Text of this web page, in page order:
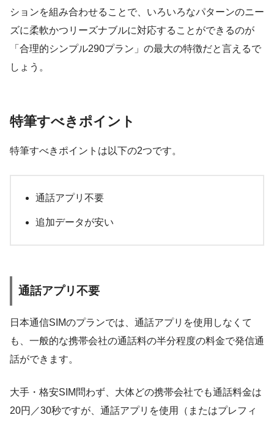
ションを組み合わせることで、いろいろなパターンのニー
ズに柔軟かつリーズナブルに対応することができるのが
「合理的シンプル290プラン」の最大の特徴だと言えるで
しょう。
特筆すべきポイント
特筆すべきポイントは以下の2つです。
通話アプリ不要
追加データが安い
通話アプリ不要
日本通信SIMのプランでは、通話アプリを使用しなくて
も、一般的な携帯会社の通話料の半分程度の料金で発信通
話ができます。
大手・格安SIM問わず、大体どの携帯会社でも通話料金は
20円／30秒ですが、通話アプリを使用（またはプレフィ